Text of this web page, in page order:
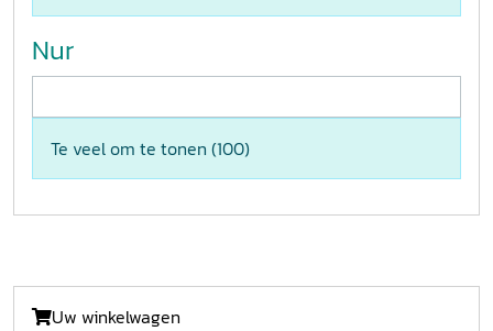
Nur
Te veel om te tonen (100)
Uw winkelwagen